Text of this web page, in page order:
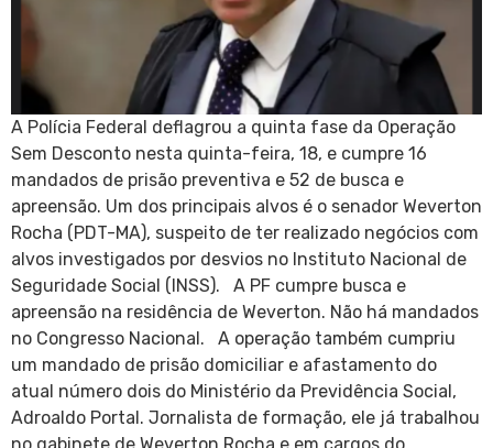
A Polícia Federal deflagrou a quinta fase da Operação
Sem Desconto nesta quinta-feira, 18, e cumpre 16
mandados de prisão preventiva e 52 de busca e
apreensão. Um dos principais alvos é o senador Weverton
Rocha (PDT-MA), suspeito de ter realizado negócios com
alvos investigados por desvios no Instituto Nacional de
Seguridade Social (INSS). A PF cumpre busca e
apreensão na residência de Weverton. Não há mandados
no Congresso Nacional. A operação também cumpriu
um mandado de prisão domiciliar e afastamento do
atual número dois do Ministério da Previdência Social,
Adroaldo Portal. Jornalista de formação, ele já trabalhou
no gabinete de Weverton Rocha e em cargos do